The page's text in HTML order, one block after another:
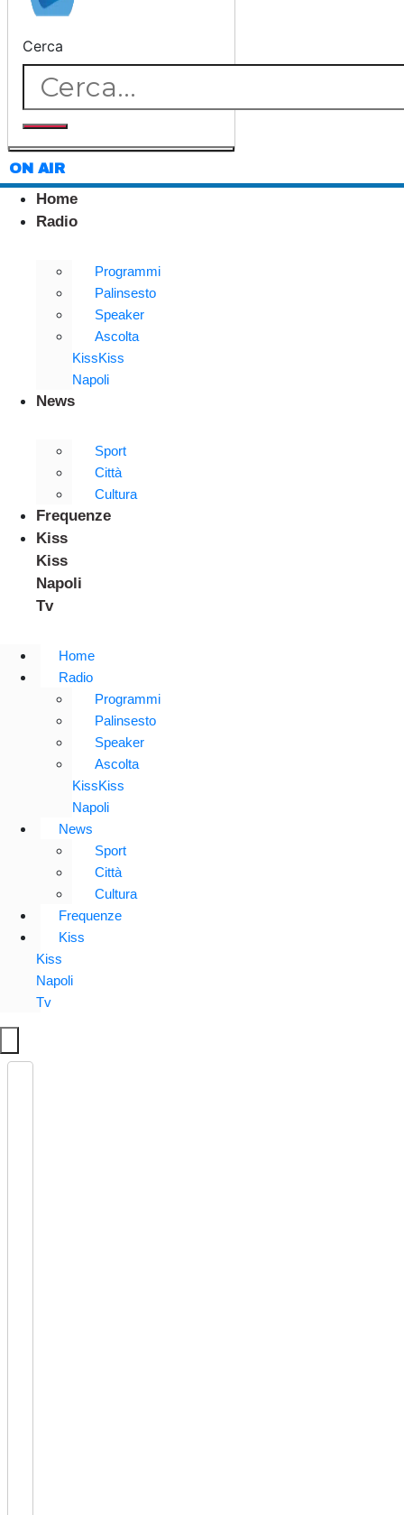
Cerca
ON AIR
Home
Radio
Programmi
Palinsesto
Speaker
Ascolta
KissKiss
Napoli
News
Sport
Città
Cultura
Frequenze
Kiss
Kiss
Napoli
Tv
Home
Radio
Programmi
Palinsesto
Speaker
Ascolta
KissKiss
Napoli
News
Sport
Città
Cultura
Frequenze
Kiss
Kiss
Napoli
Tv